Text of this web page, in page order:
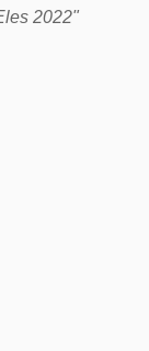
2022"